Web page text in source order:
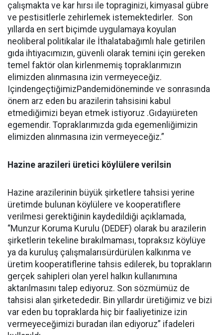
çalışmakta ve kar hırsı ile topraginizi, kimyasal gübre
ve pestisitlerle zehirlemek istemektedirler. Son
yıllarda en sert biçimde uygulamaya koyulan
neoliberal politikalar ile İthalatabağımlı hale getirilen
gıda ihtiyacımızın, güvenli olarak temini için gereken
temel faktör olan kirlenmemiş topraklarımızın
elimizden alınmasına izin vermeyeceğiz.
IçindengeçtiğimizPandemidöneminde ve sonrasında
önem arz eden bu arazilerin tahsisini kabul
etmediğimizi beyan etmek istiyoruz .Gıdayıüreten
egemendir. Topraklarımızda gıda egemenliğimizin
elimizden alınmasına izin vermeyeceğiz.”
Hazine arazileri üretici köylülere verilsin
Hazine arazilerinin büyük şirketlere tahsisi yerine
üretimde bulunan köylülere ve kooperatiflere
verilmesi gerektiğinin kaydedildiği açıklamada,
“Munzur Koruma Kurulu (DEDEF) olarak bu arazilerin
şirketlerin tekeline bırakılmaması, topraksız köylüye
ya da kuruluş çalışmalarısürdürülen kalkınma ve
üretim kooperatiflerine tahsis edilerek, bu toprakların
gerçek sahipleri olan yerel halkın kullanımına
aktarılmasını talep ediyoruz. Son sözmümüz de
tahsisi alan şirketededir. Bin yıllardır üretiğimiz ve bizi
var eden bu topraklarda hiç bir faaliyetinize izin
vermeyeceğimizi buradan ilan ediyoruz” ifadeleri